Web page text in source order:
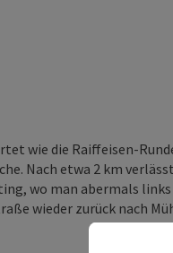
wie die Raiffeisen-
Nach etwa 2 km
wo man abermals
wieder zurück nach